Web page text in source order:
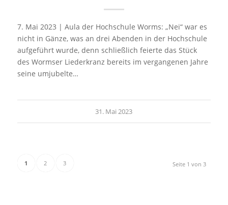
7. Mai 2023 | Aula der Hochschule Worms: „Nei“ war es
nicht in Gänze, was an drei Abenden in der Hochschule
aufgeführt wurde, denn schließlich feierte das Stück
des Wormser Liederkranz bereits im vergangenen Jahre
seine umjubelte…
31. Mai 2023
Seite 1 von 3
1 2 3